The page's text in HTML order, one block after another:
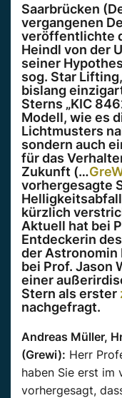
Saarbrücken
vergangenen
veröffentlichte
Heindl von der
seiner
sog. Star
bislang
Sterns „KIC
Modell, wie es
Lichtmusters
sondern auch
für das
Zukunft (…
vorhergesagte
kürzlich
Aktuell hat bei
Entdeckerin
der Astronomin
bei Prof. Jason
einer
Stern als erster
nachgefragt.
Andreas Müller,
(Grewi): Herr
haben Sie erst im
vorhergesagt,